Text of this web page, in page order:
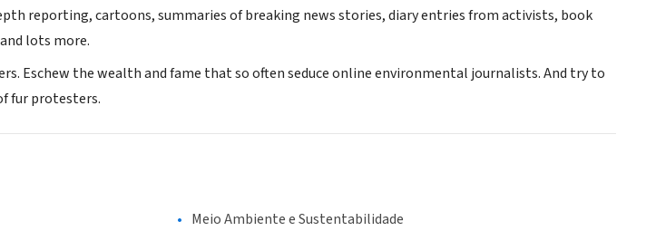
reporting, cartoons, summaries of breaking news stories, diary entries from activists, book
lots more.
Eschew the wealth and fame that so often seduce online environmental journalists. And try to
fur protesters.
Meio Ambiente e Sustentabilidade